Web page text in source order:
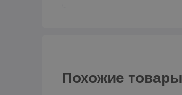
Похожие товары